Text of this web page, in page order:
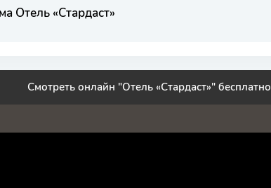
Отель «Стардаст»
Смотреть онлайн "Отель «Стардаст»" бесплатно